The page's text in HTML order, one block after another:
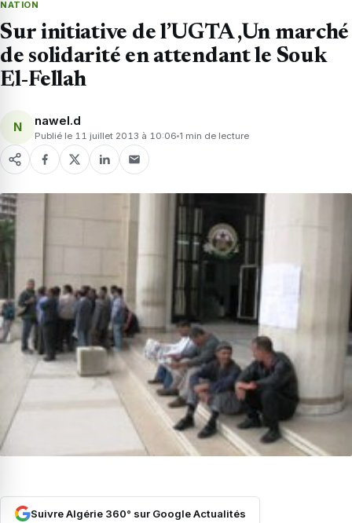
NATION
Sur initiative de l’UGTA ,Un marché
de solidarité en attendant le Souk
El-Fellah
N nawel.d
Publié le 11 juillet 2013 à 10:06 1 min de lecture
Suivre Algérie 360° sur Google Actualités